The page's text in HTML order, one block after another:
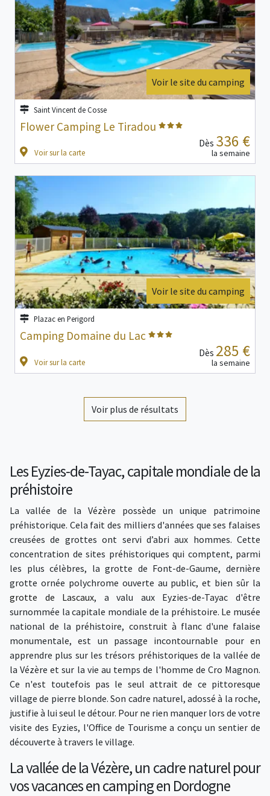
Voir le site du camping
Saint Vincent de Cosse
Flower Camping Le Tiradou
Voir sur la carte
Dès 336 €
la semaine
Voir le site du camping
Plazac en Perigord
Camping Domaine du Lac
Voir sur la carte
Dès 285 €
la semaine
Voir plus de résultats
Les Eyzies-de-Tayac, capitale mondiale de la
préhistoire
La vallée de la Vézère possède un unique patrimoine
préhistorique. Cela fait des milliers d'années que ses falaises
creusées de grottes ont servi d’abri aux hommes. Cette
concentration de sites préhistoriques qui comptent, parmi
les plus célèbres, la grotte de Font-de-Gaume, dernière
grotte ornée polychrome ouverte au public, et bien sûr la
grotte de Lascaux, a valu aux Eyzies-de-Tayac d'être
surnommée la capitale mondiale de la préhistoire. Le musée
national de la préhistoire, construit à flanc d'une falaise
monumentale, est un passage incontournable pour en
apprendre plus sur les trésors préhistoriques de la vallée de
la Vézère et sur la vie au temps de l'homme de Cro Magnon.
Ce n'est toutefois pas le seul attrait de ce pittoresque
village de pierre blonde. Son cadre naturel, adossé à la roche,
justifie à lui seul le détour. Pour ne rien manquer lors de votre
visite des Eyzies, l'Office de Tourisme a conçu un sentier de
découverte à travers le village.
La vallée de la Vézère, un cadre naturel pour
vos vacances en camping en Dordogne